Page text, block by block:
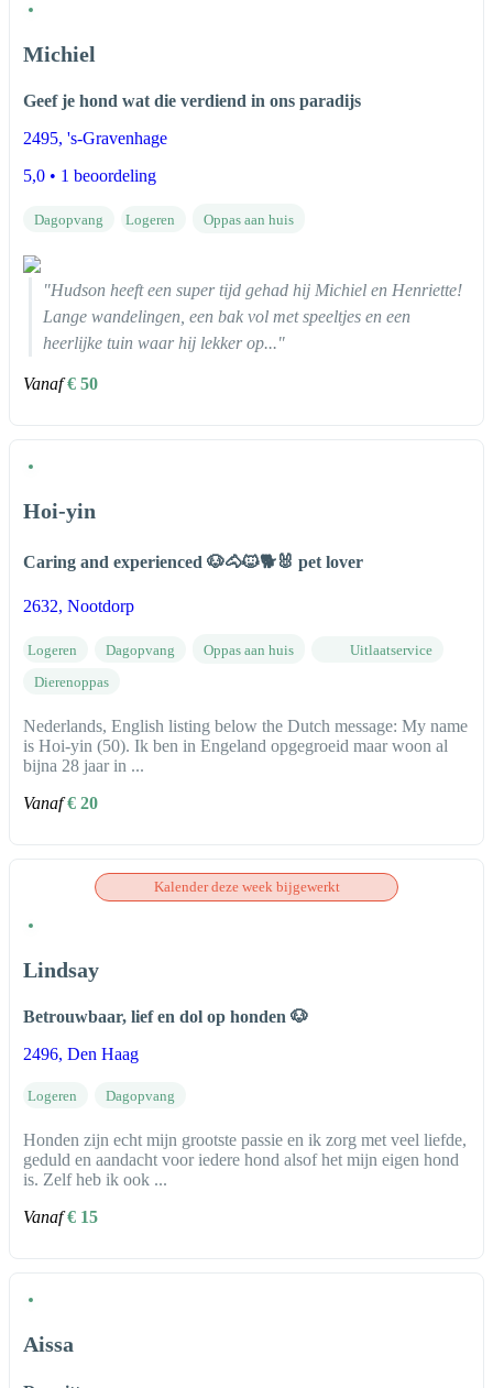
Michiel
Geef je hond wat die verdiend in ons paradijs
2495, 's-Gravenhage
5,0 • 1 beoordeling
Dagopvang Logeren Oppas aan huis
"Hudson heeft een super tijd gehad hij Michiel en Henriette!
Lange wandelingen, een bak vol met speeltjes en een
heerlijke tuin waar hij lekker op..."
Vanaf€ 50
Hoi-yin
Caring and experienced 🐶🐴🐱🐕🐰 pet lover
2632, Nootdorp
Logeren Dagopvang Oppas aan huis
Uitlaatservice
Dierenoppas
Nederlands, English listing below the Dutch message: My name
is Hoi-yin (50). Ik ben in Engeland opgegroeid maar woon al
bijna 28 jaar in ...
Vanaf€ 20
Kalender deze week bijgewerkt
Lindsay
Betrouwbaar, lief en dol op honden 🐶
2496, Den Haag
Logeren Dagopvang
Honden zijn echt mijn grootste passie en ik zorg met veel liefde,
geduld en aandacht voor iedere hond alsof het mijn eigen hond
is. Zelf heb ik ook ...
Vanaf€ 15
Aissa